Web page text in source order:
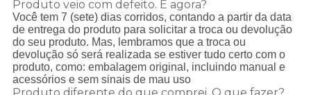
Produto veio com defeito. E agora?
Você tem 7 (sete) dias corridos, contando a partir da data
de entrega do produto para solicitar a troca ou devolução
do seu produto. Mas, lembramos que a troca ou
devolução só será realizada se estiver tudo certo com o
produto, como: embalagem original, incluindo manual e
acessórios e sem sinais de mau uso
Produto diferente do que comprei. O que fazer?